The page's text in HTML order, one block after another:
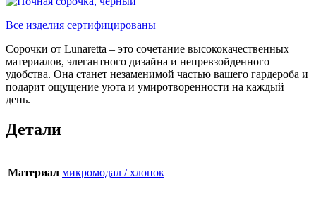
Все изделия сертифицированы
Сорочки от Lunaretta – это сочетание высококачественных
материалов, элегантного дизайна и непревзойденного
удобства. Она станет незаменимой частью вашего гардероба и
подарит ощущение уюта и умиротворенности на каждый
день.
Детали
Материал микромодал / хлопок